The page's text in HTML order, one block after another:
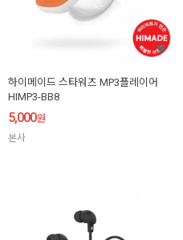
하이메이드 스타워즈 MP3플레이어
HIMP3-BB8
5,000원
본사